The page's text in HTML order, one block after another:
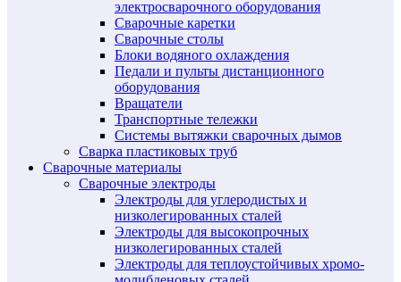
электросварочного оборудования
Сварочные каретки
Сварочные столы
Блоки водяного охлаждения
Педали и пульты дистанционного
оборудования
Вращатели
Транспортные тележки
Системы вытяжки сварочных дымов
Сварка пластиковых труб
Сварочные материалы
Сварочные электроды
Электроды для углеродистых и
низколегированных сталей
Электроды для высокопрочных
низколегированных сталей
Электроды для теплоустойчивых хромо-